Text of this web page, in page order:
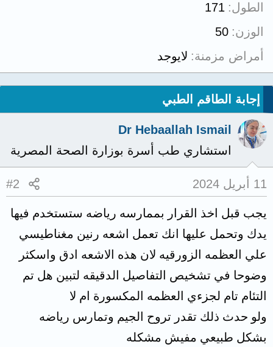
الطول 171
الوزن 50
أمراض مزمنة لايوجد
إجابة الطاقم الطبي
Dr Hebaallah Ismail
استشاري طب أسرة بوزارة الصحة المصرية
11 أبريل 2024 #2
يجب قبل اخذ القرار بممارسه رياضه ستستخدم فيها
يدك وتحمل عليها انك تعمل اشعه رنين مغناطيسي
علي العظمه الزورقيه لان هذه الاشعه ادق واسكثر
وضوحا في تشخيص التفاصيل الدقيقه لتبين هل تم
التئام تام لجزءي العظمه المكسورة ام لا
ولو حدث ذلك تقدر تروح الجيم وتمارس رياضه
بشكل طبيعي مفيش مشكله